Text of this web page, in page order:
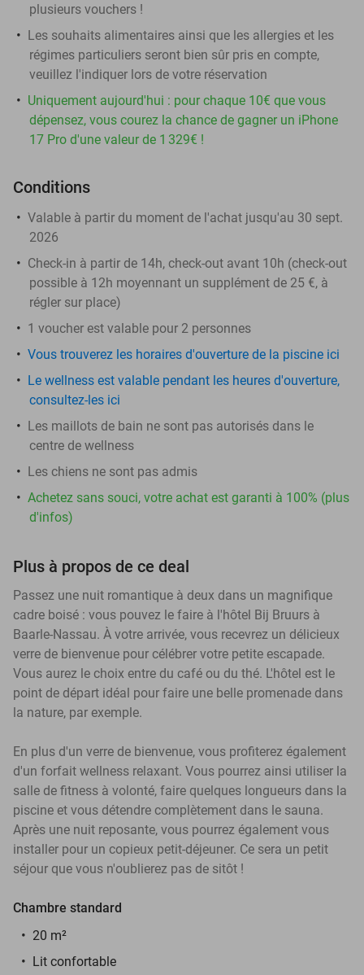
plusieurs vouchers !
Les souhaits alimentaires ainsi que les allergies et les
régimes particuliers seront bien sûr pris en compte,
veuillez l'indiquer lors de votre réservation
Uniquement aujourd'hui : pour chaque 10€ que vous
dépensez, vous courez la chance de gagner un iPhone
17 Pro d'une valeur de 1 329€ !
Conditions
Valable à partir du moment de l'achat jusqu'au 30 sept.
2026
Check-in à partir de 14h, check-out avant 10h (check-out
possible à 12h moyennant un supplément de 25 €, à
régler sur place)
1 voucher est valable pour 2 personnes
Vous trouverez les horaires d'ouverture de la piscine ici
Le wellness est valable pendant les heures d'ouverture,
consultez-les ici
Les maillots de bain ne sont pas autorisés dans le
centre de wellness
Les chiens ne sont pas admis
Achetez sans souci, votre achat est garanti à 100% (plus
d'infos)
Plus à propos de ce deal
Passez une nuit romantique à deux dans un magnifique
cadre boisé : vous pouvez le faire à l'hôtel Bij Bruurs à
Baarle-Nassau. À votre arrivée, vous recevrez un délicieux
verre de bienvenue pour célébrer votre petite escapade.
Vous aurez le choix entre du café ou du thé. L'hôtel est le
point de départ idéal pour faire une belle promenade dans
la nature, par exemple.
En plus d'un verre de bienvenue, vous profiterez également
d'un forfait wellness relaxant. Vous pourrez ainsi utiliser la
salle de fitness à volonté, faire quelques longueurs dans la
piscine et vous détendre complètement dans le sauna.
Après une nuit reposante, vous pourrez également vous
installer pour un copieux petit-déjeuner. Ce sera un petit
séjour que vous n'oublierez pas de sitôt !
Chambre standard
20 m²
Lit confortable